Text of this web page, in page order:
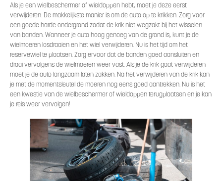
Als je een wielbeschermer of wieldoppen hebt, moet je deze eerst
verwijderen. De makkelijkste manier is om de auto op te krikken. Zorg voor
een goede harde ondergrond zodat de krik niet wegzakt bij het wisselen
van banden. Wanneer je auto hoog genoeg van de grond is, kunt je de
wielmoeren losdraaien en het wiel verwijderen. Nu is het tijd om het
reservewiel te plaatsen. Zorg ervoor dat de banden goed aansluiten en
draai vervolgens de wielmoeren weer vast. Als je de krik gaat verwijderen
moet je de auto langzaam laten zakken. Na het verwijderen van de krik kan
je met de momentsleutel de moeren nog eens goed aantrekken. Nu is het
een kwestie van de wielbeschermer of wieldoppen terugplaatsen en je kan
je reis weer vervolgen!